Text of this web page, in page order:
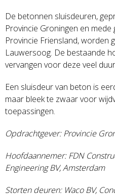
De betonnen sluisdeuren,
Provincie Groningen en
Provincie Friensland, worden
Lauwersoog. De bestaande
vervangen voor deze veel
Een sluisdeur van beton is
maar bleek te zwaar voor
toepassingen.
Opdrachtgever: Provincie
Hoofdaannemer: FDN
Engineering BV, Amsterdam
Storten deuren: Waco BV,